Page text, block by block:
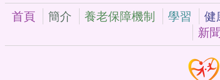
首頁 簡介 養老保障機制 學習
健
新